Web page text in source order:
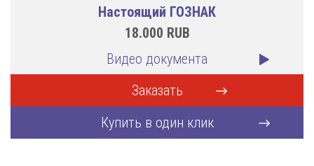
Настоящий ГОЗНАК
18.000 RUB
Видео документа
Заказать
Купить в один клик